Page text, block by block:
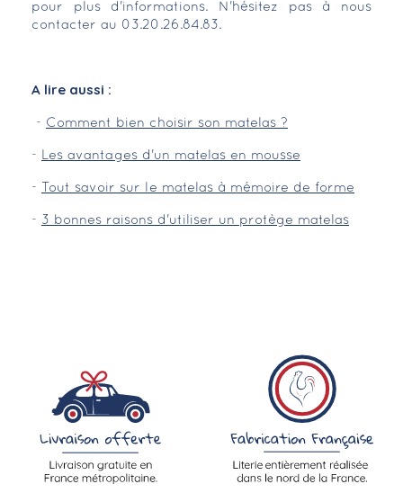
pour plus d'informations. N'hésitez pas à nous
contacter au 03.20.26.84.83.
A lire aussi :
- Comment bien choisir son matelas ?
- Les avantages d'un matelas en mousse
- Tout savoir sur le matelas à mémoire de forme
- 3 bonnes raisons d'utiliser un protège matelas